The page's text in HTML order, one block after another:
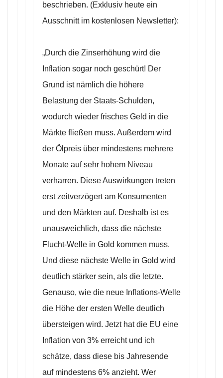
beschrieben. (Exklusiv heute ein
Ausschnitt im kostenlosen Newsletter):
„Durch die Zinserhöhung wird die
Inflation sogar noch geschürt! Der
Grund ist nämlich die höhere
Belastung der Staats-Schulden,
wodurch wieder frisches Geld in die
Märkte fließen muss. Außerdem wird
der Ölpreis über mindestens mehrere
Monate auf sehr hohem Niveau
verharren. Diese Auswirkungen treten
erst zeitverzögert am Konsumenten
und den Märkten auf. Deshalb ist es
unausweichlich, dass die nächste
Flucht-Welle in Gold kommen muss.
Und diese nächste Welle in Gold wird
deutlich stärker sein, als die letzte.
Genauso, wie die neue Inflations-Welle
die Höhe der ersten Welle deutlich
übersteigen wird. Jetzt hat die EU eine
Inflation von 3% erreicht und ich
schätze, dass diese bis Jahresende
auf mindestens 6% anzieht. Wer